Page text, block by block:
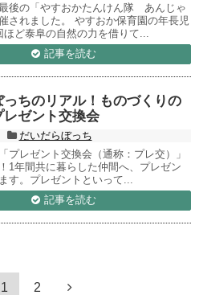
後の「やすおかたんけん隊 あんじゃ
されました。 やすおか保育園の年長児
ほど泰阜の自然の力を借りて...
記事を読む
っちのリアル！ものづくりの
レゼント交換会
だいだらぼっち
プレゼント交換会（通称：プレ交）」
1年間共に暮らした仲間へ、プレゼン
す。プレゼントといって...
記事を読む
1 2